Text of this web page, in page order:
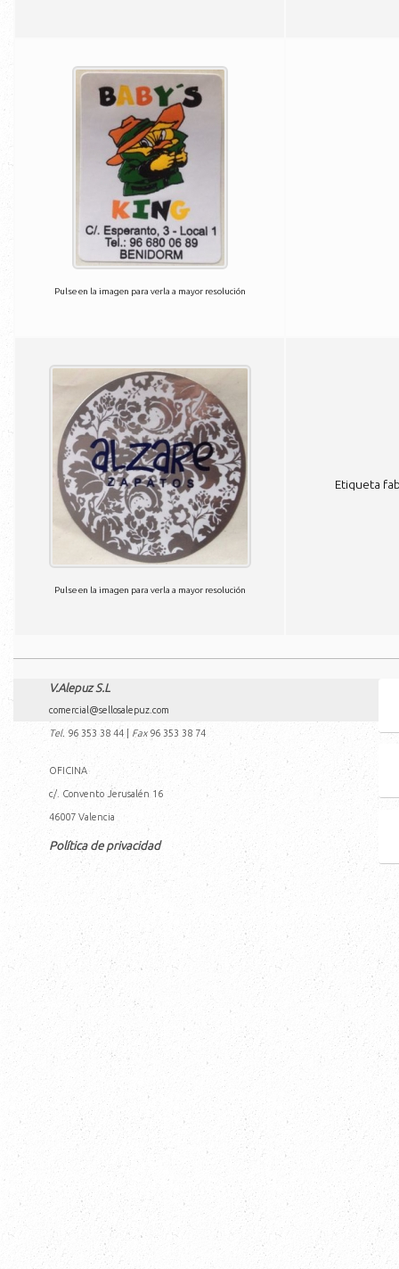
Pulse en la imagen para verla a mayor resolución
Pulse en la imagen para verla a mayor resolución
Etiqueta
V.Alepuz S.L
comercial@sellosalepuz.com
Tel. 96 353 38 44 Fax 96 353 38 74
OFICINA
c/. Convento Jerusalén 16
46007 Valencia
Política de privacidad